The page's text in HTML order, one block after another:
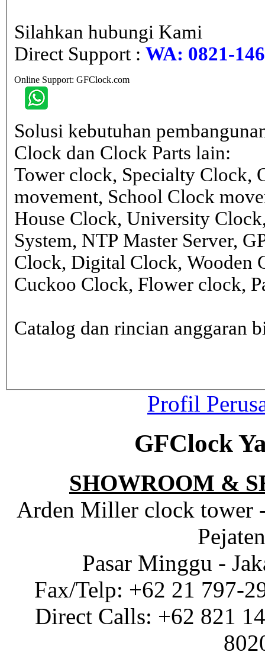
Silahkan hubungi Kami
Direct Support : WA: 0821-
Online Support: GFClock.com
Solusi kebutuhan
Clock dan Clock Parts lain:
Tower clock, Specialty Clock,
movement, School Clock
House Clock, University
System, NTP Master Server,
Clock, Digital Clock, Wooden
Cuckoo Clock, Flower clock,
Catalog dan rincian anggaran
Profil
GFClock
SHOWROOM &
Arden Miller clock tower
Pasar Minggu -
Fax/Telp: +62 21 797-
Direct Calls: +62 821